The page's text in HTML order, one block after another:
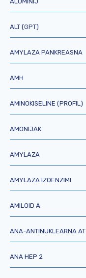
ALT (GPT)
AMYLAZA PANKREASNA
AMH
AMINOKISELINE (PROFIL)
AMONIJAK
AMYLAZA
AMYLAZA IZOENZIMI
AMILOID A
ANA-ANTINUKLEARNA AT
ANA HEP 2